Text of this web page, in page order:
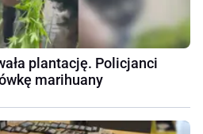
plantację. Policjanci
marihuany